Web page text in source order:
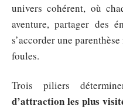
univers cohérent, où
aventure, partager des
s’accorder une
foules.
Trois piliers
d’attraction les plus